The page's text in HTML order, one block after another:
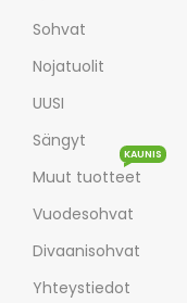
Sohvat
Nojatuolit
UUSI
Sängyt
Muut tuotteet
KAUNIS
Vuodesohvat
Divaanisohvat
Yhteystiedot